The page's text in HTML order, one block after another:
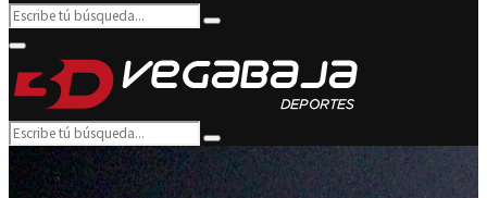
Search
for:
Search
Primary
Menu
Search
for:
Search